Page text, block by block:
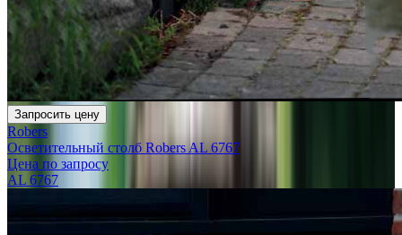
Запросить цену
Robers
Осветительный столб Robers AL 6767
Цена по запросу
AL 6767